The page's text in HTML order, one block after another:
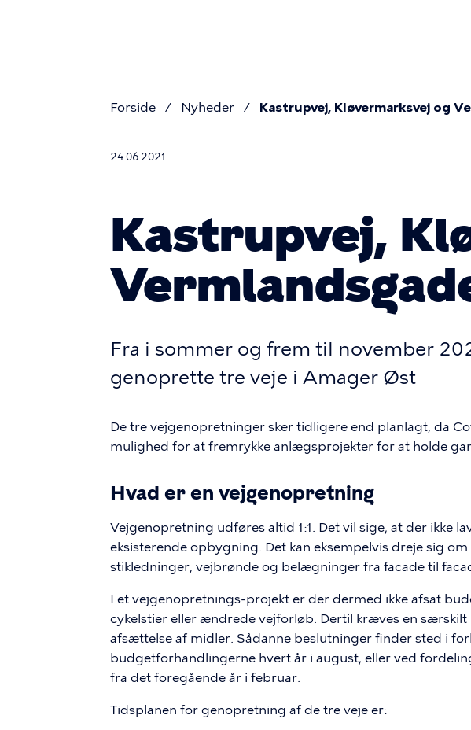
Brødkrumme
Forside Nyheder Kastrupvej, Kløvermarksvej og
24.06.2021
Kastrupvej,
Fra i sommer og frem til november
genoprette tre veje i Amager Øst
De tre vejgenopretninger sker tidligere end planlagt, da
mulighed for at fremrykke anlægsprojekter for at holde
Hvad er en vejgenopretning
Vejgenopretning udføres altid 1:1. Det vil sige, at der ikke
eksisterende opbygning. Det kan eksempelvis dreje sig
stikledninger, vejbrønde og belægninger fra facade til
I et vejgenopretnings-projekt er der dermed ikke afsat
cykelstier eller ændrede vejforløb. Dertil kræves en
afsættelse af midler. Sådanne beslutninger finder sted i
budgetforhandlingerne hvert år i august, eller ved
fra det foregående år i februar.
Tidsplanen for genopretning af de tre veje er: